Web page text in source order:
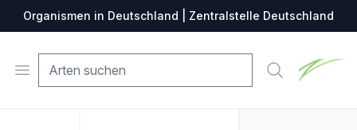
Organismen in Deutschland | Zentralstelle Deutschland
Open menu Suche